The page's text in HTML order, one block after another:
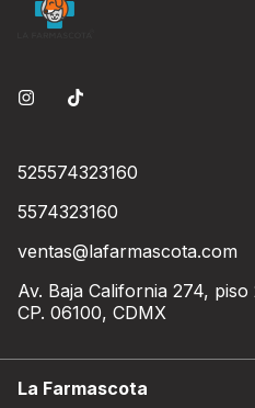
525574323160
5574323160
ventas@lafarmascota.com
Av. Baja California 274,
CP. 06100, CDMX
La Farmascota